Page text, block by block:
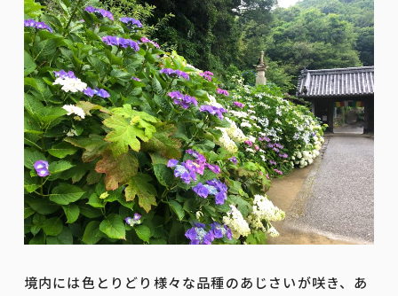
境内には色とりどり様々な品種のあじさいが咲き、あ